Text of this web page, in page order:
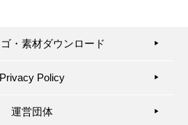
・素材ダウンロード ▶︎
Privacy Policy ▶︎
運営団体 ▶︎